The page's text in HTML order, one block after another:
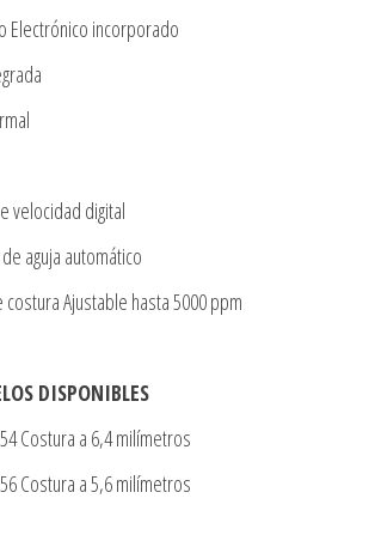
Electrónico incorporado
velocidad digital
aguja automático
Ajustable hasta 5000 ppm
DISPONIBLES
Costura a 6,4 milímetros
Costura a 5,6 milímetros